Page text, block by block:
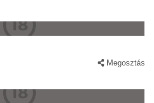
Megosztás